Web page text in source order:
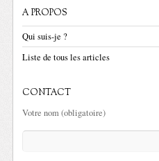
A PROPOS
Qui suis-je ?
Liste de tous les articles
CONTACT
Votre nom (obligatoire)